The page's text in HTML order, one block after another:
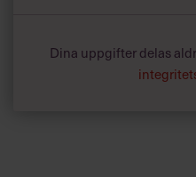
Dina uppgifter delas